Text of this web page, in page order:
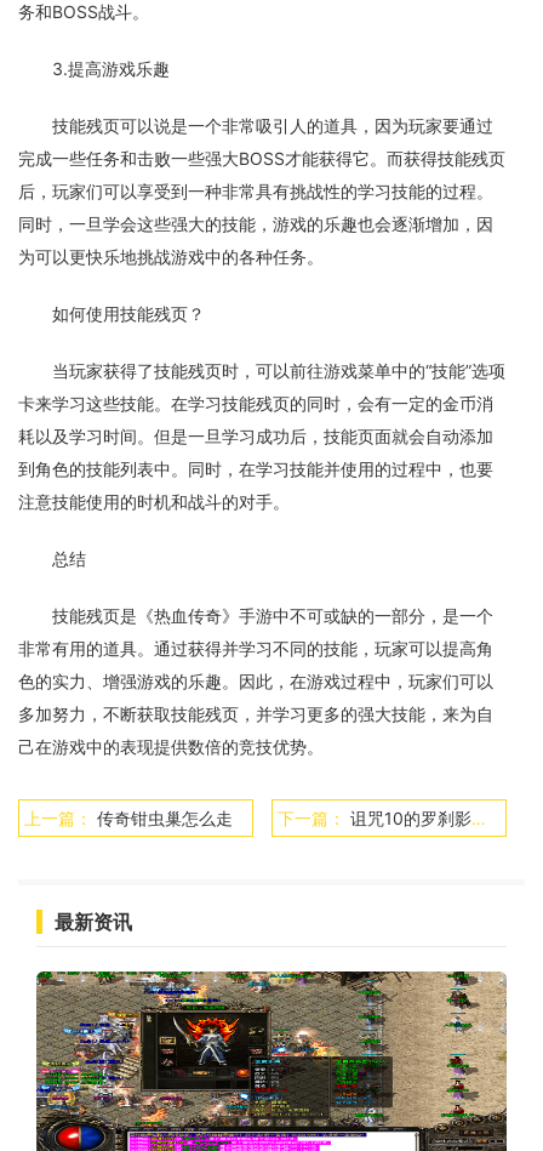
务和BOSS战斗。
3.提高游戏乐趣
技能残页可以说是一个非常吸引人的道具，因为玩家要通过
完成一些任务和击败一些强大BOSS才能获得它。而获得技能残页
后，玩家们可以享受到一种非常具有挑战性的学习技能的过程。
同时，一旦学会这些强大的技能，游戏的乐趣也会逐渐增加，因
为可以更快乐地挑战游戏中的各种任务。
如何使用技能残页？
当玩家获得了技能残页时，可以前往游戏菜单中的“技能”选项
卡来学习这些技能。在学习技能残页的同时，会有一定的金币消
耗以及学习时间。但是一旦学习成功后，技能页面就会自动添加
到角色的技能列表中。同时，在学习技能并使用的过程中，也要
注意技能使用的时机和战斗的对手。
总结
技能残页是《热血传奇》手游中不可或缺的一部分，是一个
非常有用的道具。通过获得并学习不同的技能，玩家可以提高角
色的实力、增强游戏的乐趣。因此，在游戏过程中，玩家们可以
多加努力，不断获取技能残页，并学习更多的强大技能，来为自
己在游戏中的表现提供数倍的竞技优势。
上一篇： 传奇钳虫巢怎么走 下一篇： 诅咒10的罗刹影响防御吗
最新资讯